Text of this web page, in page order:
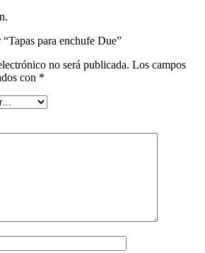
para enchufe Due”
no será publicada. Los campos
con *